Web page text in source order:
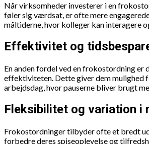
Når virksomheder investerer i en
føler sig værdsat, er ofte mere
måltiderne, hvor kolleger kan interagere
Effektivitet og
En anden fordel ved en frokostordning
effektiviteten. Dette giver dem mulighed
arbejdsdag, hvor pauserne bliver brugt
Fleksibilitet og variation i
Frokostordninger tilbyder ofte et bredt
forbedre deres spiseoplevelse og